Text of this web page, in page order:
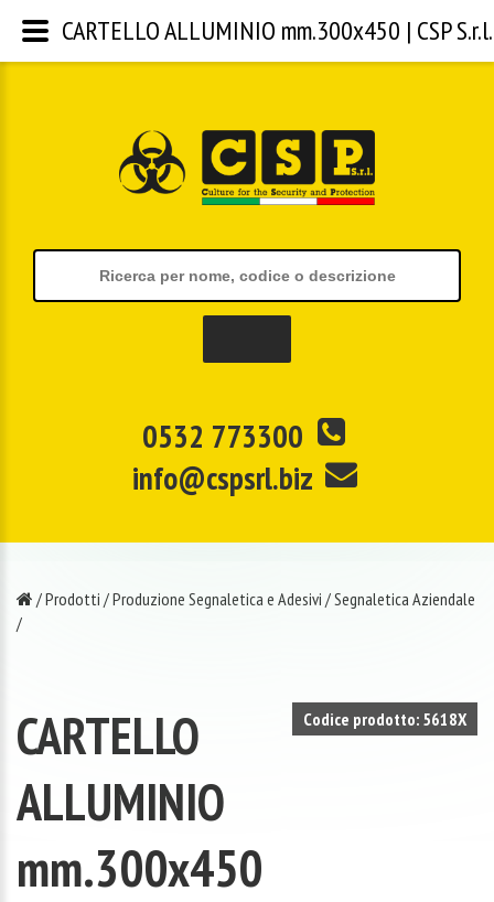
0532 773300
info@cspsrl.biz
/Prodotti /Produzione Segnaletica e Adesivi /Segnaletica Aziendale
/
Codice prodotto: 5618X
CARTELLO
ALLUMINIO
mm.300x450
CARTELLO ALLUMINIO mm.300x450 | CSP S.r.l.